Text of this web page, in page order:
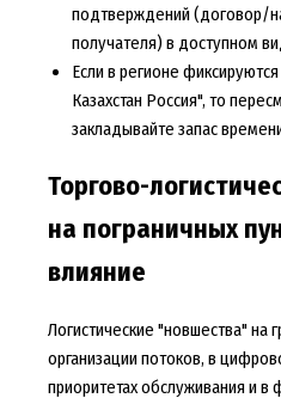
подтверждений (договор/
получателя) в доступном
Если в регионе
Казахстан Россия", то
закладывайте запас
Торгово-
на пограничных
влияние
Логистические "новшества" на
организации потоков, в
приоритетах обслуживания и в